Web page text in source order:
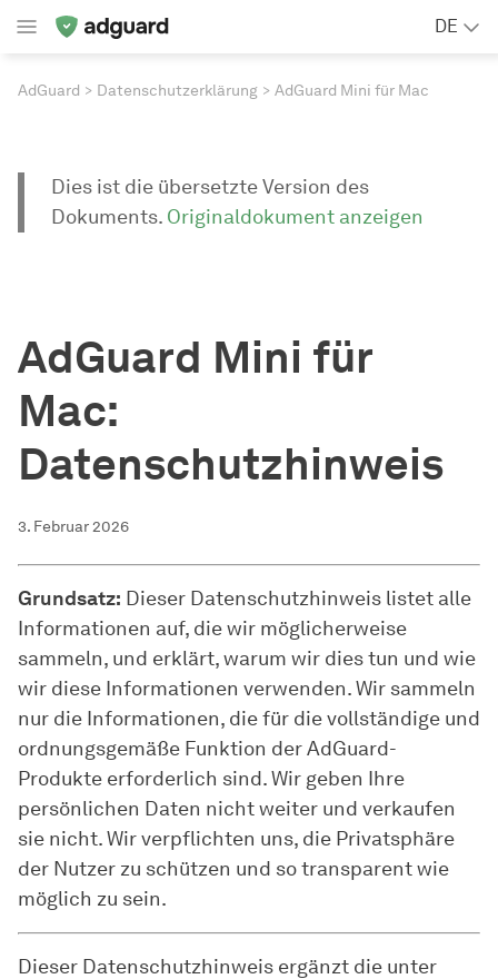
DE
AdGuard Datenschutzerklärung AdGuard Mini für Mac
Dies ist die übersetzte Version des
Dokuments. Originaldokument anzeigen
AdGuard Mini für
Mac:
Datenschutzhinweis
3. Februar 2026
Grundsatz: Dieser Datenschutzhinweis listet alle
Informationen auf, die wir möglicherweise
sammeln, und erklärt, warum wir dies tun und wie
wir diese Informationen verwenden. Wir sammeln
nur die Informationen, die für die vollständige und
ordnungsgemäße Funktion der AdGuard-
Produkte erforderlich sind. Wir geben Ihre
persönlichen Daten nicht weiter und verkaufen
sie nicht. Wir verpflichten uns, die Privatsphäre
der Nutzer zu schützen und so transparent wie
möglich zu sein.
Dieser Datenschutzhinweis ergänzt die unter